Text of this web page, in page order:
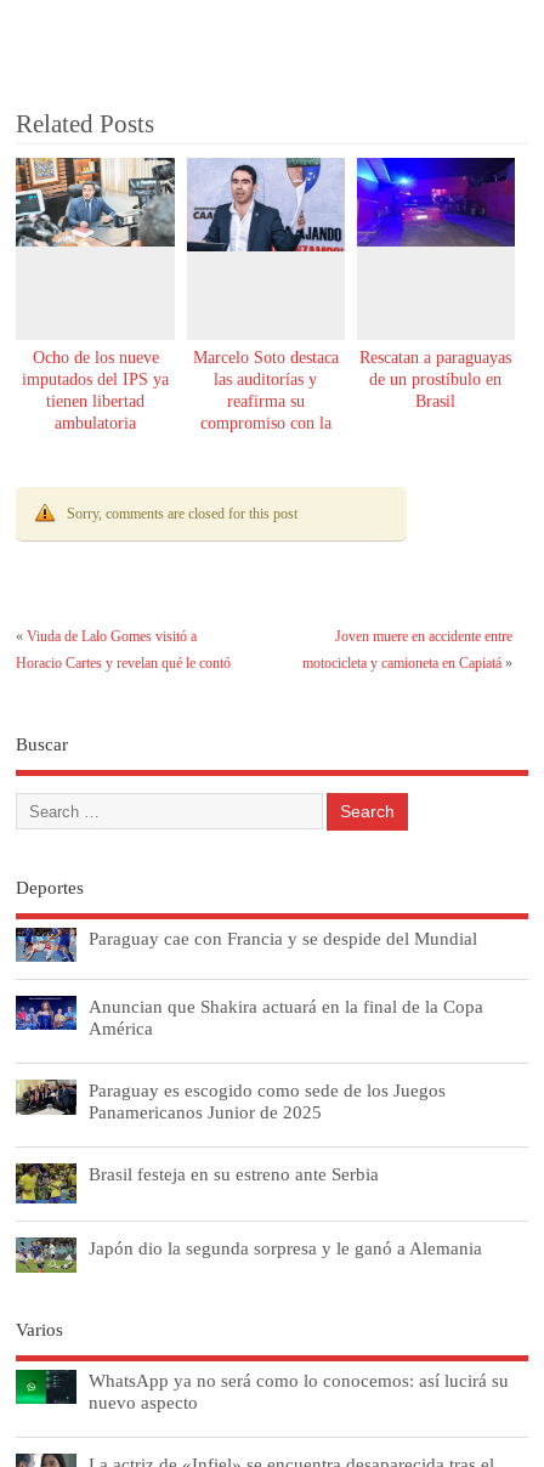
Related Posts
Ocho de los nueve
imputados del IPS ya
tienen libertad
ambulatoria
Marcelo Soto destaca
las auditorías y
reafirma su
compromiso con la
Rescatan a paraguayas
de un prostíbulo en
Brasil
Sorry, comments are closed for this post
«Viuda de Lalo Gomes visitó a
Horacio Cartes y revelan qué le contó
Joven muere en accidente entre
motocicleta y camioneta en Capiatá»
Buscar
Deportes
Paraguay cae con Francia y se despide del Mundial
Anuncian que Shakira actuará en la final de la Copa
América
Paraguay es escogido como sede de los Juegos
Panamericanos Junior de 2025
Brasil festeja en su estreno ante Serbia
Japón dio la segunda sorpresa y le ganó a Alemania
Varios
WhatsApp ya no será como lo conocemos: así lucirá su
nuevo aspecto